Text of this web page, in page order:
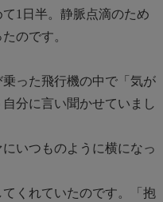
1日半。静脈点滴のため
のです。
った飛行機の中で「気が
分に言い聞かせていまし
いつものように横になっ
くれていたのです。「抱